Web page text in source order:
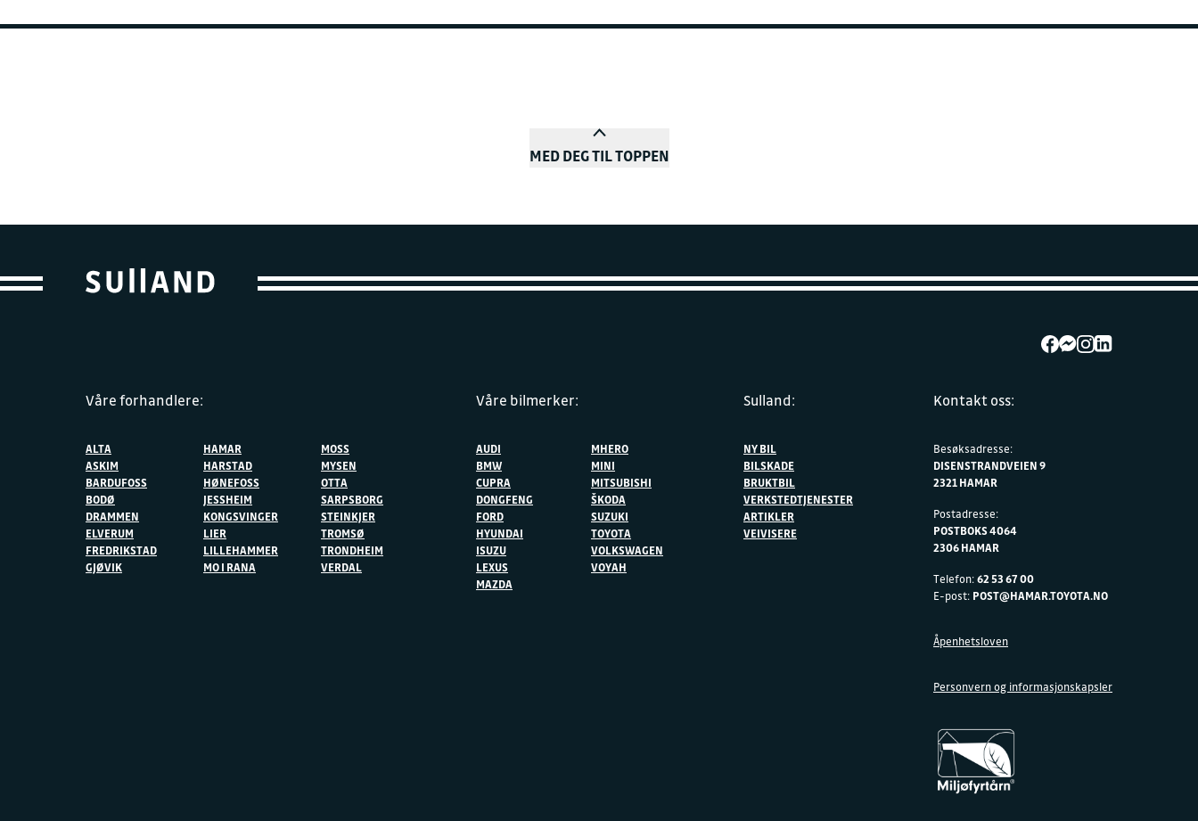
MED DEG TIL TOPPEN
Våre forhandlere:
ALTA
ASKIM
BARDUFOSS
BODØ
DRAMMEN
ELVERUM
FREDRIKSTAD
GJØVIK
HAMAR
HARSTAD
HØNEFOSS
JESSHEIM
KONGSVINGER
LIER
LILLEHAMMER
MO I RANA
MOSS
MYSEN
OTTA
SARPSBORG
STEINKJER
TROMSØ
TRONDHEIM
VERDAL
Våre bilmerker:
AUDI
BMW
CUPRA
DONGFENG
FORD
HYUNDAI
ISUZU
LEXUS
MAZDA
MHERO
MINI
MITSUBISHI
ŠKODA
SUZUKI
TOYOTA
VOLKSWAGEN
VOYAH
Sulland:
NY BIL
BILSKADE
BRUKTBIL
VERKSTEDTJENESTER
ARTIKLER
VEIVISERE
Kontakt oss:
Besøksadresse:
DISENSTRANDVEIEN 9
2321 HAMAR
Postadresse:
POSTBOKS 4064
2306 HAMAR
Telefon:62 53 67 00
E-post: POST@HAMAR.TOYOTA.NO
Åpenhetsloven
Personvern og informasjonskapsler